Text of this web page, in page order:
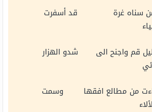
من سناه غرة قد أسفرت
قم واجنح الى شدو الهزار
من مطالع افقها وسمت